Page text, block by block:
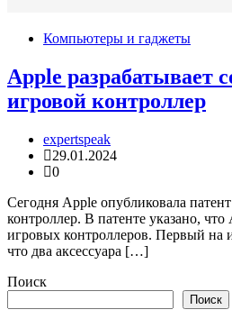
Компьютеры и гаджеты
Apple разрабатывает
игровой контроллер
expertspeak
29.01.2024
0
Сегодня Apple опубликовала
контроллер. В патенте указано, что
игровых контроллеров. Первый на
что два аксессуара […]
Поиск
Поиск